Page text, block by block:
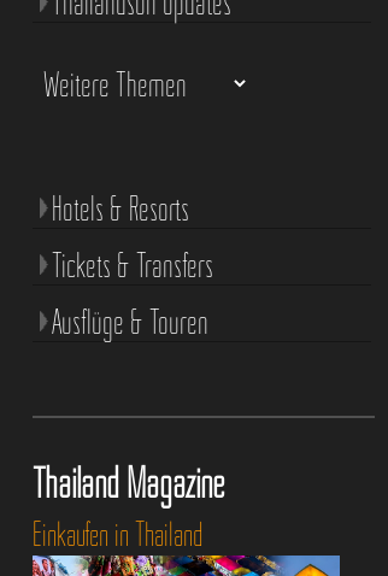
Hotels & Resorts
Tickets & Transfers
Ausflüge & Touren
Thailand Magazine
Einkaufen in Thailand